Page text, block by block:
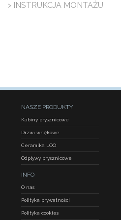
> INSTRUKCJA MONTAŻU
NASZE PRODUKTY
Kabiny prysznicowe
Drzwi wnękowe
Ceramika LOO
Odpływy prysznicowe
INFO
O nas
Polityka prywatności
Polityka cookies